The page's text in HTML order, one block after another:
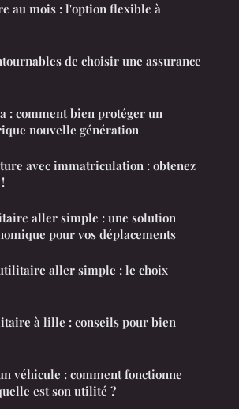
au mois : l'option flexible à
de choisir une assurance
: comment bien protéger un
nouvelle génération
avec immatriculation : obtenez
aller simple : une solution
pour vos déplacements
aller simple : le choix
à lille : conseils pour bien
véhicule : comment fonctionne
est son utilité ?